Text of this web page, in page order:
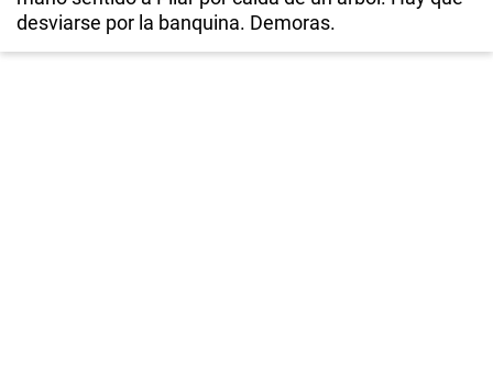
desviarse por la banquina. Demoras.